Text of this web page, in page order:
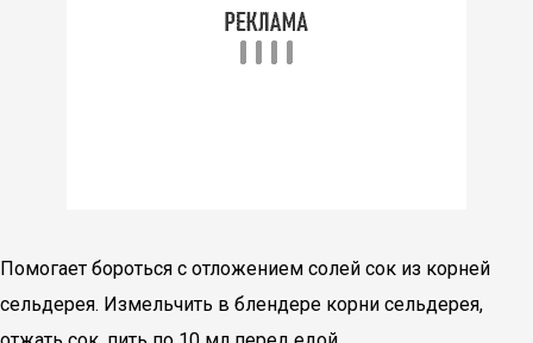
Помогает бороться с отложением солей сок из корней
сельдерея. Измельчить в блендере корни сельдерея,